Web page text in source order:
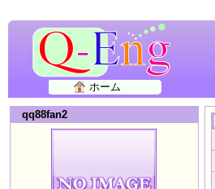
ホーム
qq88fan2